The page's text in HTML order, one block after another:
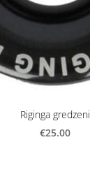
Riginga gredzeni
€25.00